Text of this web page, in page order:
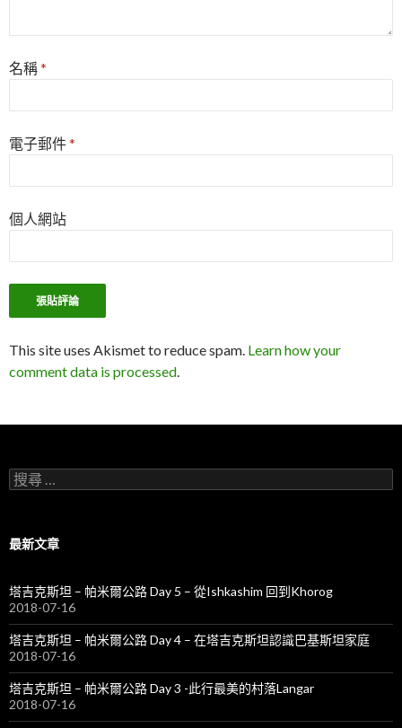
名稱*
電子郵件*
個人網站
This site uses Akismet to reduce spam. Learn how your
comment data is processed
搜
尋
：
最新文章
塔吉克斯坦 – 帕米爾公路 Day 5 – 從Ishkashim 回到Khorog
2018-07-16
塔吉克斯坦 – 帕米爾公路 Day 4 – 在塔吉克斯坦認識巴基斯坦家庭
2018-07-16
塔吉克斯坦 – 帕米爾公路 Day 3 -此行最美的村落Langar
2018-07-16